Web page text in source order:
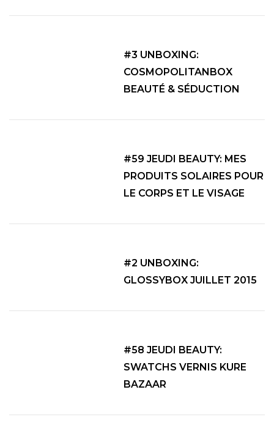
#3 UNBOXING:
COSMOPOLITANBOX
BEAUTÉ & SÉDUCTION
#59 JEUDI BEAUTY: MES
PRODUITS SOLAIRES POUR
LE CORPS ET LE VISAGE
#2 UNBOXING:
GLOSSYBOX JUILLET 2015
#58 JEUDI BEAUTY:
SWATCHS VERNIS KURE
BAZAAR